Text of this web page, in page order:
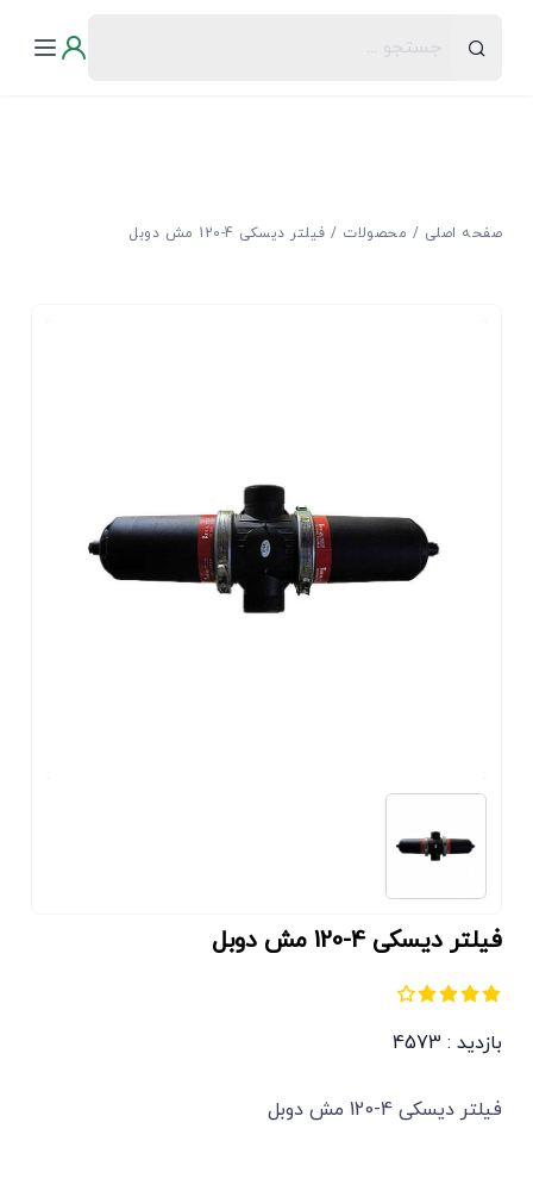
صفحه اصلی محصولات فیلتر دیسکی 4-120 مش دوبل
فیلتر دیسکی 4-120 مش دوبل
بازدید : 4573
فیلتر دیسکی 4-120 مش دوبل